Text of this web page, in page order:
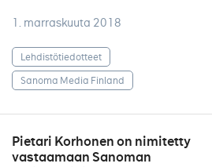
1. marraskuuta 2018
Lehdistötiedotteet
Sanoma Media Finland
Pietari Korhonen on nimitetty
vastaamaan Sanoman